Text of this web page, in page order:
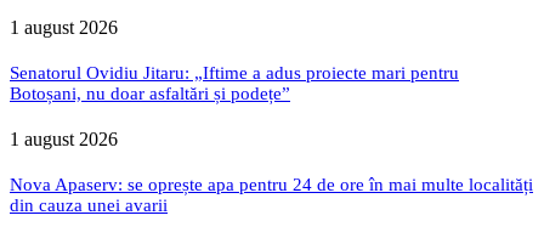
1 august 2026
Senatorul Ovidiu Jitaru: „Iftime a adus proiecte mari pentru
Botoșani, nu doar asfaltări și podețe”
1 august 2026
Nova Apaserv: se oprește apa pentru 24 de ore în mai multe localități
din cauza unei avarii